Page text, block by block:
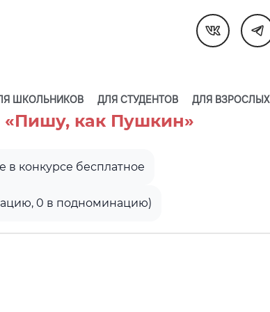
ШКОЛЬНИКОВ ДЛЯ СТУДЕНТОВ ДЛЯ ВЗРОСЛЫХ
«Пишу, как Пушкин»
в конкурсе бесплатное
0 в подноминацию)